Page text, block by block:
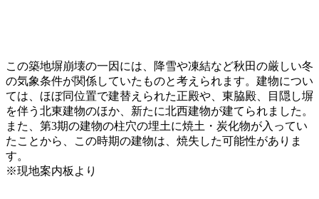
この築地塀崩壊の一因には、降雪や凍結など秋田の厳しい冬
の気象条件が関係していたものと考えられます。建物につい
ては、ほぼ同位置で建替えられた正殿や、東脇殿、目隠し塀
を伴う北東建物のほか、新たに北西建物が建てられました。
また、第3期の建物の柱穴の埋土に焼土・炭化物が入ってい
たことから、この時期の建物は、焼失した可能性がありま
す。
※現地案内板より